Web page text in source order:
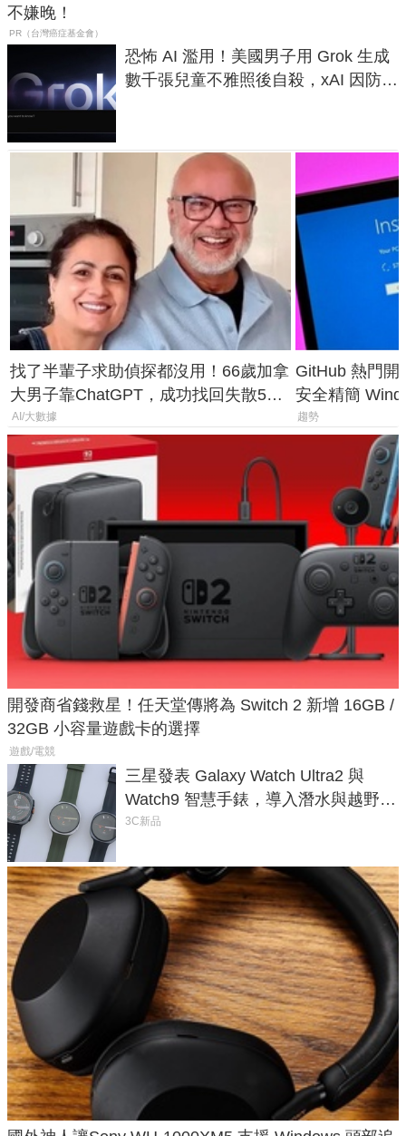
不嫌晚！
PR（台灣癌症基金會）
恐怖 AI 濫用！美國男子用 Grok 生成
數千張兒童不雅照後自殺，xAI 因防護
找了半輩子求助偵探都沒用！66歲加拿
大男子靠ChatGPT，成功找回失散50
年家人
AI/大數據
GitHub 熱門開
安全精簡
後台追蹤
趨勢
開發商省錢救星！任天堂傳將為 Switch 2 新增 16GB /
32GB 小容量遊戲卡的選擇
遊戲/電競
三星發表 Galaxy Watch Ultra2 與
Watch9 智慧手錶，導入潛水與越野跑
導航功能
3C新品